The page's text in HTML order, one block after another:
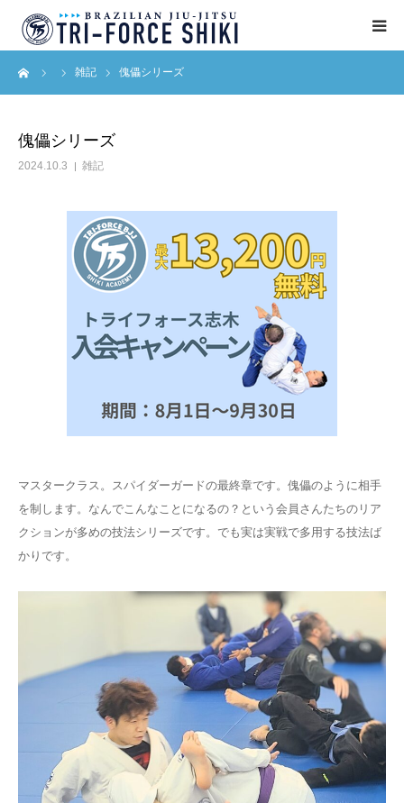
雑記 傀儡シリーズ
傀儡シリーズ
2024.10.3 雑記
マスタークラス。スパイダーガードの最終章です。傀儡のように相手
を制します。なんでこんなことになるの？という会員さんたちのリア
クションが多めの技法シリーズです。でも実は実戦で多用する技法ば
かりです。
ABOUT
BLOG
アクセス
English